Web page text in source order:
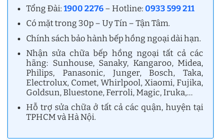
Tổng Đài:1900 2276– Hotline:0933 599 211
Có mặt trong 30p – Uy Tín – Tận Tâm.
Chính sách bảo hành bếp hồng ngoại dài hạn.
Nhận sửa chữa bếp hồng ngoại tất cả các
hãng: Sunhouse, Sanaky, Kangaroo, Midea,
Philips, Panasonic, Junger, Bosch, Taka,
Electrolux, Comet, Whirlpool, Xiaomi, Fujika,
Goldsun, Bluestone, Ferroli, Magic, Iruka,…
Hỗ trợ sửa chữa ở tất cả các quận, huyện tại
TPHCM và Hà Nội.